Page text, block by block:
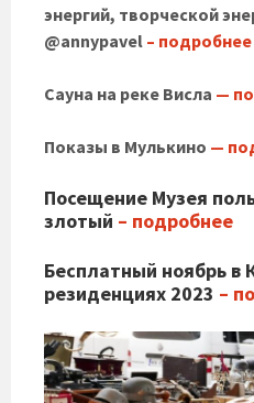
энергий, творческой
@annypavel – подробнее
Сауна на реке Висла —
Показы в Мулькино —
Посещение Музея
злотый – подробнее
Бесплатный ноябрь в
резиденциях 2023 –